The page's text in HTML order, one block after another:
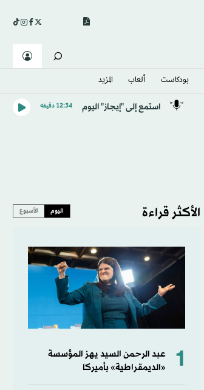
بودكاست ألعاب المزيد
استمع إلى "إيجاز" اليوم 12:34 دقيقه
الأكثر قراءة اليوم الأسبوع
1
عبد الرحمن السيد يهز المؤسسة
«الديمقراطية» بأميركا